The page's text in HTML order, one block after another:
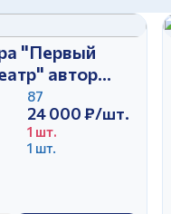
"Первый
автор
Г.Д.
87
24 000 ₽/шт.
1 шт.
1 шт.